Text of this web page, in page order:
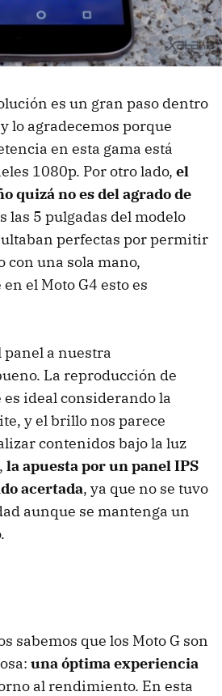
es un gran paso dentro
lo agradecemos porque
en esta gama está
1080p. Por otro lado, el
quizá no es del agrado de
las 5 pulgadas del modelo
perfectas por permitir
con una sola mano,
el Moto G4 esto es
a nuestra
La reproducción de
ideal considerando la
y el brillo nos parece
contenidos bajo la luz
la apuesta por un panel IPS
acertada, ya que no se tuvo
aunque se mantenga un
sabemos que los Moto G son
una óptima experiencia
al rendimiento. En esta